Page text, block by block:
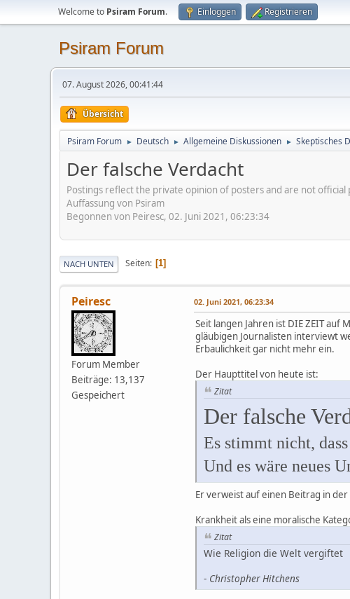
Welcome to Psiram Forum. Einloggen Registrieren
Psiram Forum
07. August 2026, 00:41:44
Übersicht
Psiram Forum ► Deutsch ► Allgemeine Diskussionen ► Skeptisches
Der falsche Verdacht
Postings reflect the private opinion of posters and are not
Auffassung von Psiram
Begonnen von Peiresc, 02. Juni 2021, 06:23:34
NACH UNTEN Seiten 1
Peiresc
Forum Member
Beiträge: 13,137
Gespeichert
02. Juni 2021, 06:23:34
Seit langen Jahren ist DIE ZEIT
gläubigen Journalisten interviewt
Erbaulichkeit gar nicht mehr ein.
Der Haupttitel von heute ist:
Zitat
Der falsche
Es stimmt nicht,
Und es wäre neues
Er verweist auf einen Beitrag in der
Krankheit als eine moralische
Zitat
Wie Religion die Welt vergiftet
- Christopher Hitchens